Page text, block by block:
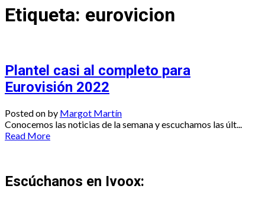
Etiqueta: eurovicion
Plantel casi al completo para
Eurovisión 2022
Posted on by Margot Martín
Conocemos las noticias de la semana y escuchamos las últ...
Read More
Escúchanos en Ivoox: